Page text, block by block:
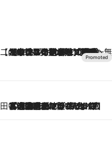
【CREA×星野リゾート】唯一無二。癒しと発見が待つ場所へ
2026.8.7
【トンボの足水浴】ヒノキの香りに包まれて涼感マックス！約13℃の湧水かけ流しを避暑地「星野温泉 トンボの湯」で体験
田中稲の勝手に再ブーム
2026.8.7
「湘南乃風に憧れて」観客大盛上がりの“タオル回し”に、ラッパー顔負けの高速歌唱まで…さだまさし（74）のアグレッシブすぎる現在地